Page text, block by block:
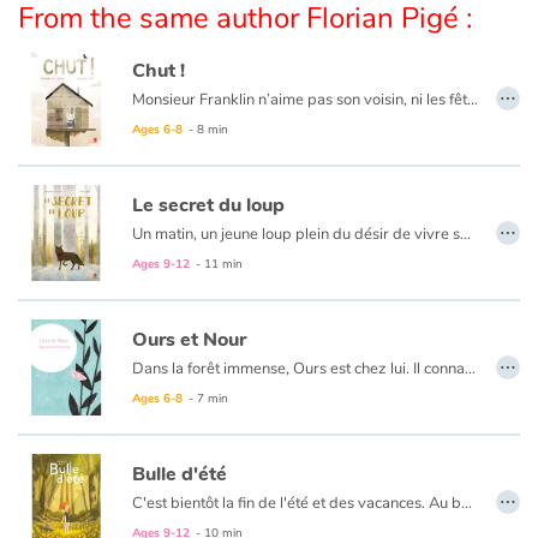
Catalogue anglais
Contraste +
Help
Home
Family
Schools
Libraries
Videos & Tutorials
From the same author Florian Pigé :
Chut !
Monsieur Franklin n’aime pas son voisin, ni les fêtes trop bruyantes, ni cet oiseau qui roucoule sur son toit. Monsieur Franklin n’aime rien tant que le silence. Mais il a beau crier : « CHUT ! CHUT ! », rien n’y fait. Pire, plus il crie plus l’oiseau grossit et pèse sur sa vie… et sur sa maison. Jusqu’à cette nuit où « Crac ! », celle-ci s’écroule ! N’écoutant que son cœur, le voisin de Monsieur Franklin lui vient en aide…
Ages 6-8 - 8 min
…
Le secret du loup
Un matin, un jeune loup plein du désir de vivre sa vie et de trouver un ami quitte la meute. Mais partout dans la forêt, on pense qu’un loup est un loup, gourmand, effrayant et imprévisible. Aussi, tous les animaux le craignent et l’évitent. Même lorsque, tombé à l’eau, il court le plus grand des dangers et crie à l’aide. C’est alors qu’une main lui porte secours, la main d’un enfant…
Ages 9-12 - 11 min
…
Ours et Nour
Dans la forêt immense, Ours est chez lui. Il connaît tous les bruits, tous les arbres, tous les coins calmes. Dans la forêt immense, Nour a envie de se reposer. Mais elle ne connaît que les bruits de poursuite, la faim et fuite. Aujourd'hui, dans la forêt immense, tout le monde retient son soufle ; quelque chose va arriver !
Ages 6-8 - 7 min
…
Bulle d'été
C'est bientôt la fin de l'été et des vacances. Au bord de la piscine cassée, le temps est comme suspendu pour le jeune garçon qui termine son petit-déjeuner les pieds dans l’eau. Livré à lui-même, l’enfant occupe son temps à mille petites activités et au dessin. L’après-midi, une cape sur le dos, il enfourche son vélo. Quand il a de la chance, il croise Lily dont il ne connaît que le prénom… Demain c’est la rentrée !
Ages 9-12 - 10 min
…